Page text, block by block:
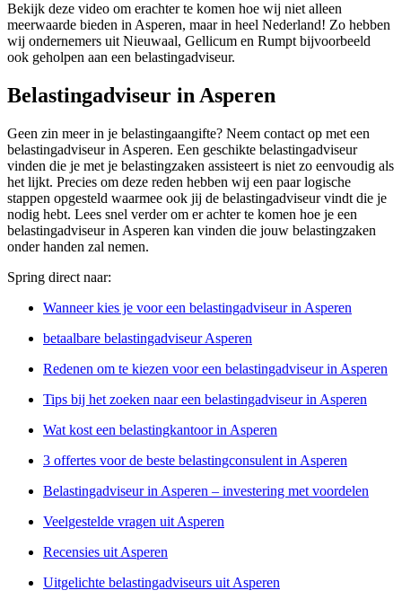
Bekijk deze video om erachter te komen hoe wij niet alleen
meerwaarde bieden in Asperen, maar in heel Nederland! Zo hebben
wij ondernemers uit Nieuwaal, Gellicum en Rumpt bijvoorbeeld
ook geholpen aan een belastingadviseur.
Belastingadviseur in Asperen
Geen zin meer in je belastingaangifte? Neem contact op met een
belastingadviseur in Asperen. Een geschikte belastingadviseur
vinden die je met je belastingzaken assisteert is niet zo eenvoudig als
het lijkt. Precies om deze reden hebben wij een paar logische
stappen opgesteld waarmee ook jij de belastingadviseur vindt die je
nodig hebt. Lees snel verder om er achter te komen hoe je een
belastingadviseur in Asperen kan vinden die jouw belastingzaken
onder handen zal nemen.
Spring direct naar:
Wanneer kies je voor een belastingadviseur in Asperen
betaalbare belastingadviseur Asperen
Redenen om te kiezen voor een belastingadviseur in Asperen
Tips bij het zoeken naar een belastingadviseur in Asperen
Wat kost een belastingkantoor in Asperen
3 offertes voor de beste belastingconsulent in Asperen
Belastingadviseur in Asperen – investering met voordelen
Veelgestelde vragen uit Asperen
Recensies uit Asperen
Uitgelichte belastingadviseurs uit Asperen